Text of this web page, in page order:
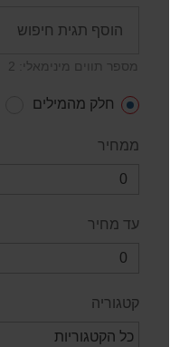
מספר תווים מינימאלי: 2
חלק מהמילים
ממחיר
עד מחיר
קטגוריה